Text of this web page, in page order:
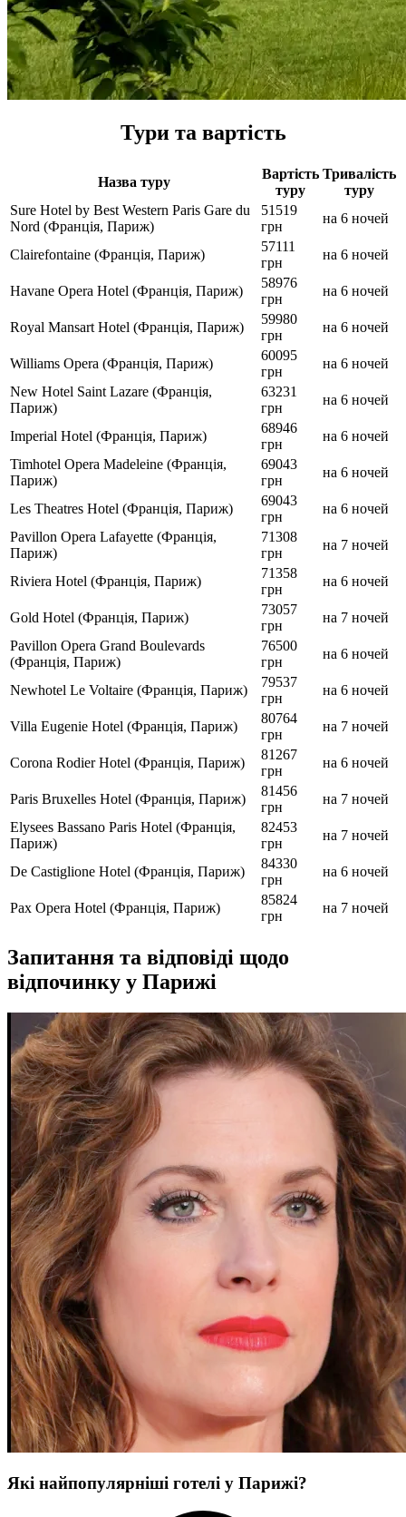
Тури та вартість
Назва туру
Вартість
туру
Тривалість
туру
Sure Hotel by Best Western Paris Gare du
Nord (Франція, Париж)
51519
грн
на 6 ночей
Clairefontaine (Франція, Париж)
57111
грн
на 6 ночей
Havane Opera Hotel (Франція, Париж)
58976
грн
на 6 ночей
Royal Mansart Hotel (Франція, Париж)
59980
грн
на 6 ночей
Williams Opera (Франція, Париж)
60095
грн
на 6 ночей
New Hotel Saint Lazare (Франція,
Париж)
63231
грн
на 6 ночей
Imperial Hotel (Франція, Париж)
68946
грн
на 6 ночей
Timhotel Opera Madeleine (Франція,
Париж)
69043
грн
на 6 ночей
Les Theatres Hotel (Франція, Париж)
69043
грн
на 6 ночей
Pavillon Opera Lafayette (Франція,
Париж)
71308
грн
на 7 ночей
Riviera Hotel (Франція, Париж)
71358
грн
на 6 ночей
Gold Hotel (Франція, Париж)
73057
грн
на 7 ночей
Pavillon Opera Grand Boulevards
(Франція, Париж)
76500
грн
на 6 ночей
Newhotel Le Voltaire (Франція, Париж)
79537
грн
на 6 ночей
Villa Eugenie Hotel (Франція, Париж)
80764
грн
на 7 ночей
Corona Rodier Hotel (Франція, Париж)
81267
грн
на 6 ночей
Paris Bruxelles Hotel (Франція, Париж)
81456
грн
на 7 ночей
Elysees Bassano Paris Hotel (Франція,
Париж)
82453
грн
на 7 ночей
De Castiglione Hotel (Франція, Париж)
84330
грн
на 6 ночей
Pax Opera Hotel (Франція, Париж)
85824
грн
на 7 ночей
Запитання та відповіді щодо
відпочинку у Парижі
Які найпопулярніші готелі у Парижі?